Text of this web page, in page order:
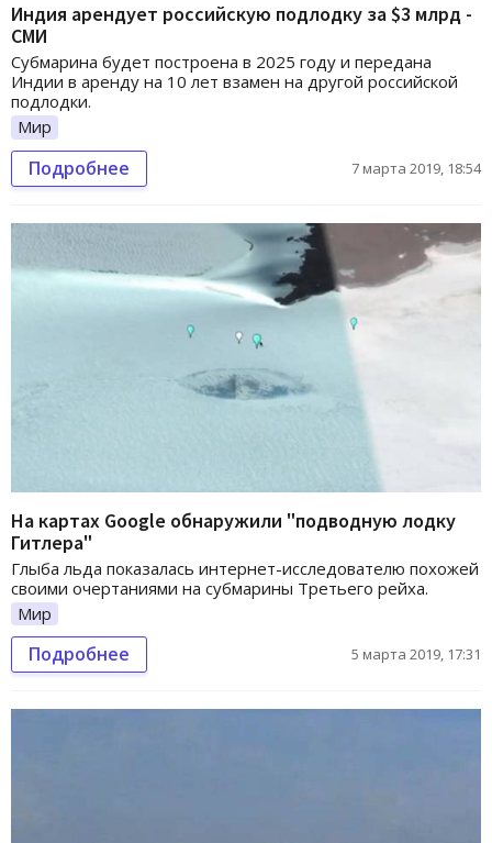
Индия арендует российскую подлодку за $3 млрд -
СМИ
Субмарина будет построена в 2025 году и передана
Индии в аренду на 10 лет взамен на другой российской
подлодки.
Мир
Подробнее 7 марта 2019, 18:54
На картах Google обнаружили "подводную лодку
Гитлера"
Глыба льда показалась интернет-исследователю похожей
своими очертаниями на субмарины Третьего рейха.
Мир
Подробнее 5 марта 2019, 17:31